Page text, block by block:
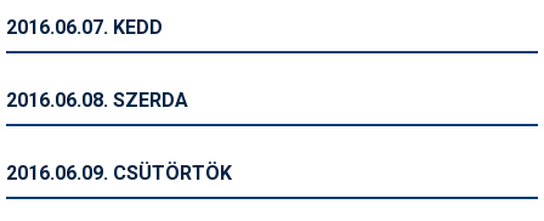
Magazinok
Pályázatok
2016.06.07. KEDD
2016.06.08. SZERDA
2016.06.09. CSÜTÖRTÖK